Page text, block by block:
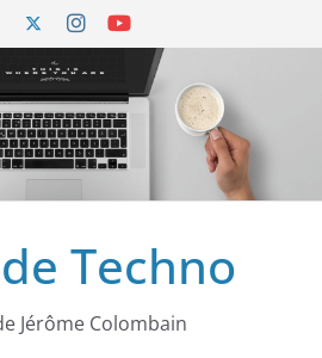
Techno
Jérôme Colombain